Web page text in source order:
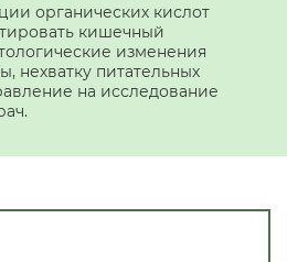
органических кислот
кишечный
изменения
нехватку питательных
на исследование